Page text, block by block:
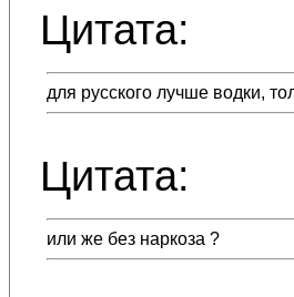
Цитата:
для русского лучше водки,
Цитата:
или же без наркоза ?